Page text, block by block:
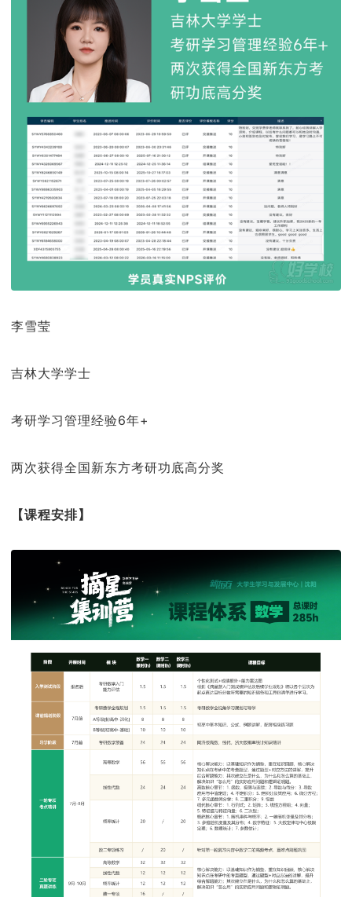
李雪莹
吉林大学学士
考研学习管理经验6年+
两次获得全国新东方考研功底高分奖
【课程安排】